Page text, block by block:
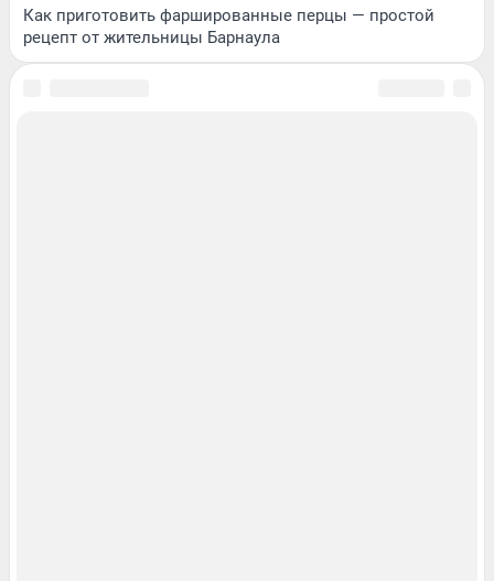
Как приготовить фаршированные перцы — простой
рецепт от жительницы Барнаула